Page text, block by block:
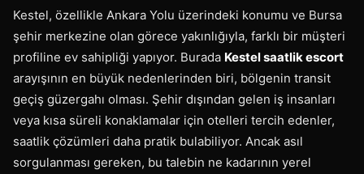
Kestel, özellikle Ankara Yolu üzerindeki konumu ve Bursa
şehir merkezine olan görece yakınlığıyla, farklı bir müşteri
profiline ev sahipliği yapıyor. Burada Kestel saatlik escort
arayışının en büyük nedenlerinden biri, bölgenin transit
geçiş güzergahı olması. Şehir dışından gelen iş insanları
veya kısa süreli konaklamalar için otelleri tercih edenler,
saatlik çözümleri daha pratik bulabiliyor. Ancak asıl
sorgulanması gereken, bu talebin ne kadarının yerel